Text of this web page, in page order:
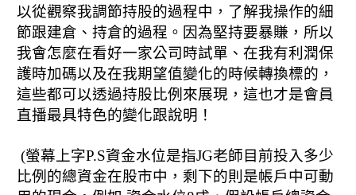
以從觀察我調節持股的過程中，了解我操作的細
節跟建倉、持倉的過程。因為堅持要暴賺，所以
我會怎麼在看好一家公司時試單、在我有利潤保
護時加碼以及在我期望值變化的時候轉換標的，
這些都可以透過持股比例來展現，這也才是會員
直播最具特色的變化跟說明！
(螢幕上字P.S資金水位是指JG老師目前投入多少
比例的總資金在股市中，剩下的則是帳戶中可動